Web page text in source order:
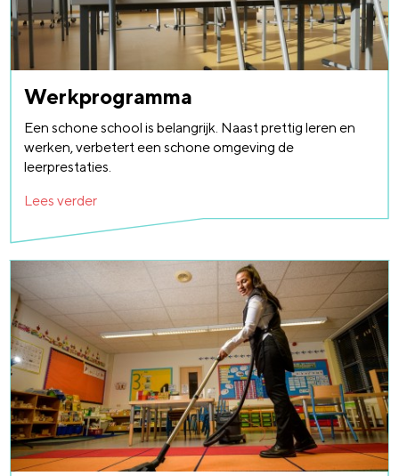
Werkprogramma
Een schone school is belangrijk. Naast prettig leren en
werken, verbetert een schone omgeving de
leerprestaties.
Lees verder